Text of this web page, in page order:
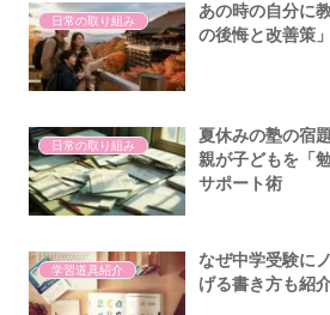
日常の取り組み
あの時の自分に
の後悔と改善策」
日常の取り組み
夏休みの塾の宿
親が子どもを「
サポート術
学習道具紹介
なぜ中学受験に
げる書き方も紹